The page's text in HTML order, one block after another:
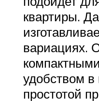
квартиры.
вариациях.
удобством в
простотой